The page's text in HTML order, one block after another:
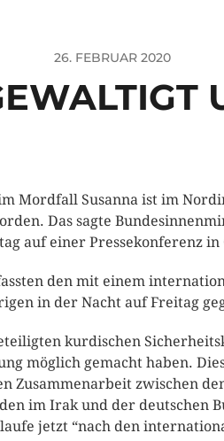
26. FEBRUAR 2020
Mordfall Susanna ist im
Das sagte
auf einer Pressekonferenz
den mit einem
in der Nacht auf Freitag
kurdischen
möglich gemacht haben.
Zusammenarbeit zwischen
im Irak und der deutschen
jetzt “nach den